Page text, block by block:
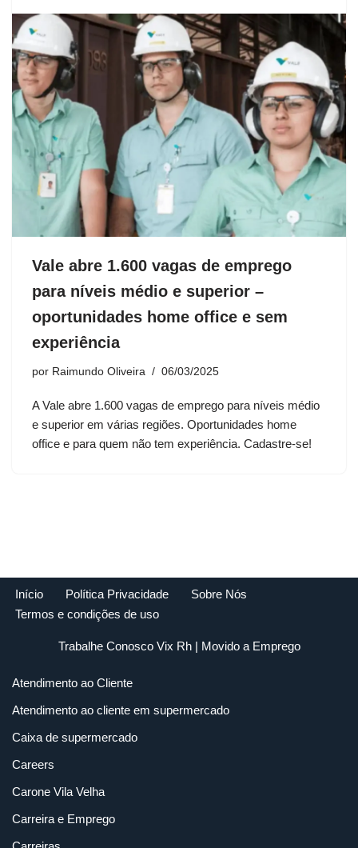
Vale abre 1.600 vagas de emprego
para níveis médio e superior –
oportunidades home office e sem
experiência
por Raimundo Oliveira 06/03/2025
A Vale abre 1.600 vagas de emprego para níveis médio
e superior em várias regiões. Oportunidades home
office e para quem não tem experiência. Cadastre-se!
Início Política Privacidade
Sobre Nós
Termos e condições de uso
Trabalhe Conosco Vix Rh| Movido a Emprego
Atendimento ao Cliente
Atendimento ao cliente em supermercado
Caixa de supermercado
Careers
Carone Vila Velha
Carreira e Emprego